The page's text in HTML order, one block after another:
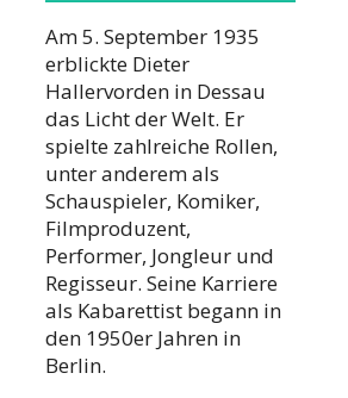
Am 5. September 1935
erblickte Dieter
Hallervorden in Dessau
das Licht der Welt. Er
spielte zahlreiche Rollen,
unter anderem als
Schauspieler, Komiker,
Filmproduzent,
Performer, Jongleur und
Regisseur. Seine Karriere
als Kabarettist begann in
den 1950er Jahren in
Berlin.